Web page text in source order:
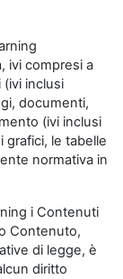
ivi compresi a
inclusi
documenti,
(ivi inclusi
grafici, le tabelle
normativa in
i Contenuti
Contenuto,
di legge, è
diritto